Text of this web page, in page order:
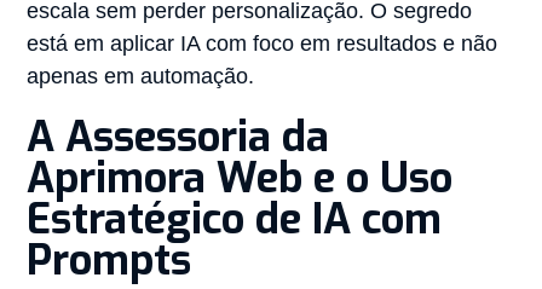
escala sem perder personalização. O segredo
está em aplicar IA com foco em resultados e não
apenas em automação.
A Assessoria da
Aprimora Web e o Uso
Estratégico de IA com
Prompts